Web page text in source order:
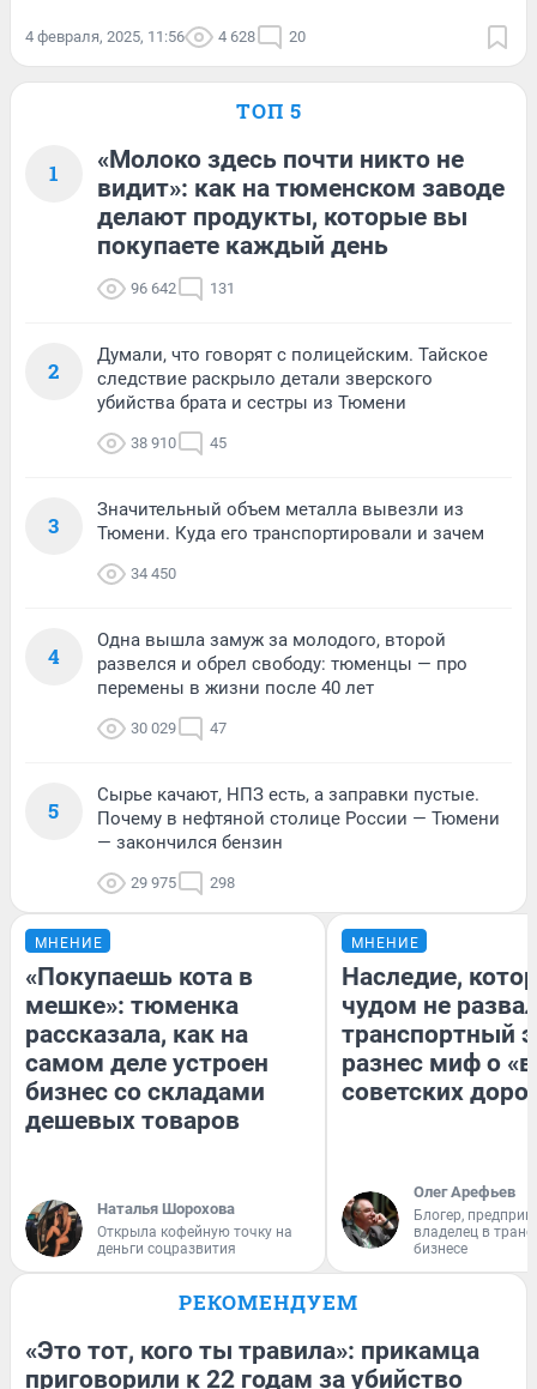
4 февраля, 2025, 11:56 4 628 20
ТОП 5
1
«Молоко здесь почти никто не
видит»: как на тюменском заводе
делают продукты, которые вы
покупаете каждый день
96 642 131
2
Думали, что говорят с полицейским. Тайское
следствие раскрыло детали зверского
убийства брата и сестры из Тюмени
38 910 45
3
Значительный объем металла вывезли из
Тюмени. Куда его транспортировали и зачем
34 450
4
Одна вышла замуж за молодого, второй
развелся и обрел свободу: тюменцы — про
перемены в жизни после 40 лет
30 029 47
5
Сырье качают, НПЗ есть, а заправки пустые.
Почему в нефтяной столице России — Тюмени
— закончился бензин
29 975 298
МНЕНИЕ
«Покупаешь кота в
мешке»: тюменка
рассказала, как на
самом деле устроен
бизнес со складами
дешевых товаров
Наталья Шорохова
Открыла кофейную точку на
деньги соцразвития
МНЕНИЕ
Наследие,
чудом не
транспортный
разнес миф о
советских
Олег Арефьев
Блогер,
владелец в
бизнесе
РЕКОМЕНДУЕМ
«Это тот, кого ты травила»: прикамца
приговорили к 22 годам за убийство